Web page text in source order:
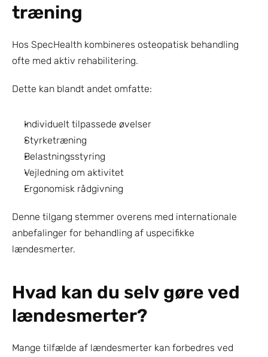
træning
Hos SpecHealth kombineres osteopatisk behandling
ofte med aktiv rehabilitering.
Dette kan blandt andet omfatte:
Individuelt tilpassede øvelser
Styrketræning
Belastningsstyring
Vejledning om aktivitet
Ergonomisk rådgivning
Denne tilgang stemmer overens med internationale
anbefalinger for behandling af uspecifikke
lændesmerter.
Hvad kan du selv gøre ved
lændesmerter?
Mange tilfælde af lændesmerter kan forbedres ved